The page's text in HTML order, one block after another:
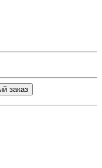
заказ